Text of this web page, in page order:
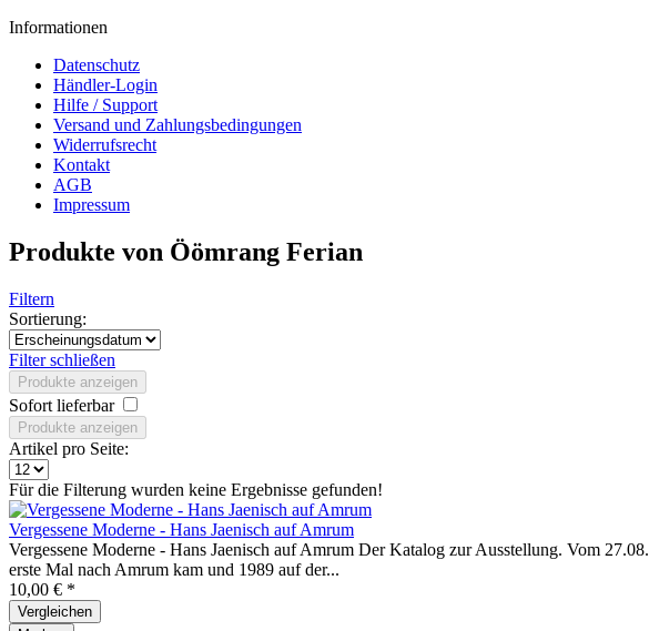
Informationen
Datenschutz
Händler-Login
Hilfe / Support
Versand und Zahlungsbedingungen
Widerrufsrecht
Kontakt
AGB
Impressum
Produkte von Öömrang Ferian
Filtern
Sortierung:
Filter schließen
Produkte anzeigen
Sofort lieferbar
Produkte anzeigen
Artikel pro Seite:
Für die Filterung wurden keine Ergebnisse gefunden!
Vergessene Moderne - Hans Jaenisch auf Amrum
Vergessene Moderne - Hans Jaenisch auf Amrum Der Katalog zur Ausstellung. Vom
erste Mal nach Amrum kam und 1989 auf der...
10,00 € *
Vergleichen